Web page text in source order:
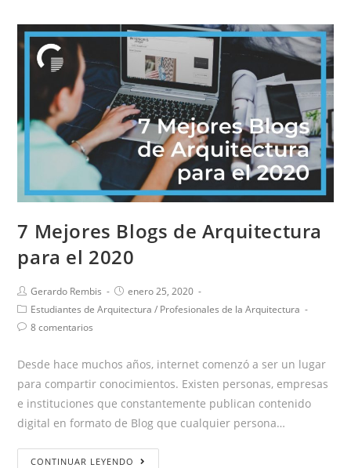
7 Mejores Blogs de Arquitectura
para el 2020
Gerardo Rembis
enero 25, 2020
Estudiantes de Arquitectura / Profesionales de la Arquitectura
8 comentarios
Desde hace muchos años, internet comenzó a ser un lugar
para compartir conocimientos. Existen personas, empresas
e instituciones que constantemente publican contenido
digital en formato de Blog que cualquier persona…
CONTINUAR LEYENDO